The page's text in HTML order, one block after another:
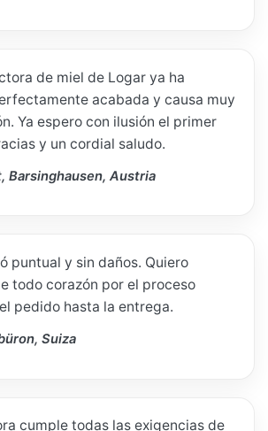
de miel de Logar ya ha
acabada y causa muy
Ya espero con ilusión el primer
y un cordial saludo.
Barsinghausen, Austria
puntual y sin daños. Quiero
todo corazón por el proceso
pedido hasta la entrega.
Suiza
cumple todas las exigencias de